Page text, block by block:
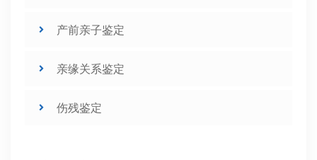
产前亲子鉴定
亲缘关系鉴定
伤残鉴定